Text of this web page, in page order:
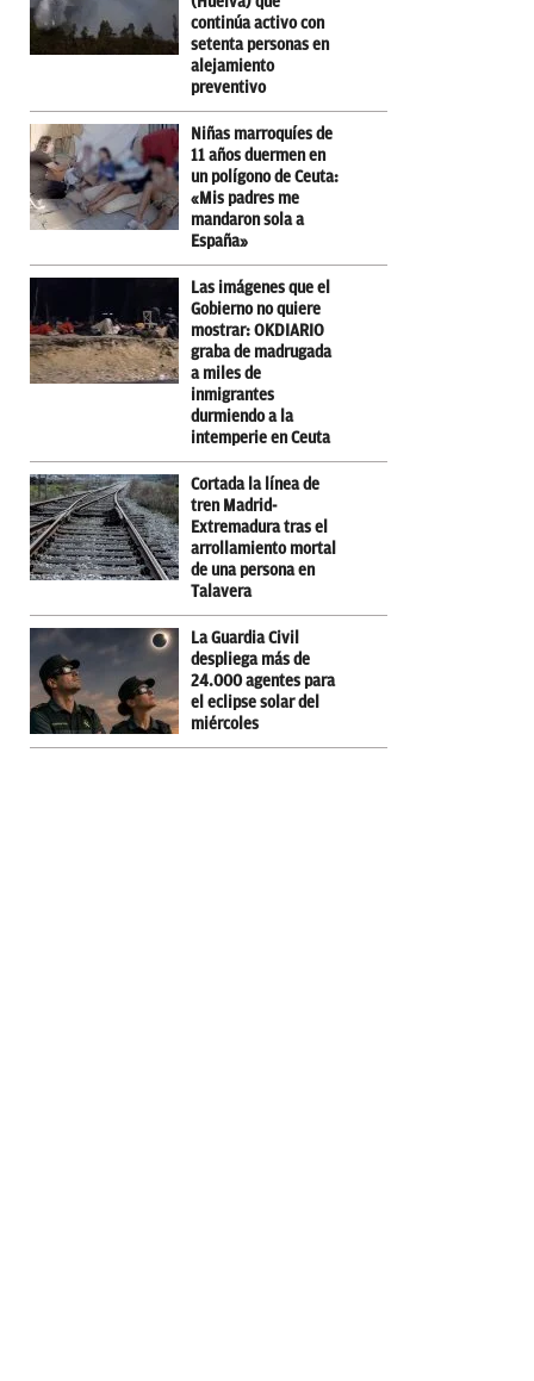
continúa activo con
setenta personas en
alejamiento
preventivo
Niñas marroquíes de
11 años duermen en
un polígono de Ceuta:
«Mis padres me
mandaron sola a
España»
Las imágenes que el
Gobierno no quiere
mostrar: OKDIARIO
graba de madrugada
a miles de
inmigrantes
durmiendo a la
intemperie en Ceuta
Cortada la línea de
tren Madrid-
Extremadura tras el
arrollamiento mortal
de una persona en
Talavera
La Guardia Civil
despliega más de
24.000 agentes para
el eclipse solar del
miércoles